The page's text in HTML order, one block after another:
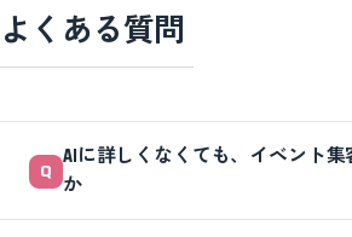
よくある質問
AIに詳しくなくても、イベント
か